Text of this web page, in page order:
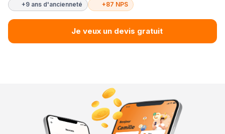
+9 ans d'ancienneté +87 NPS
Je veux un devis gratuit